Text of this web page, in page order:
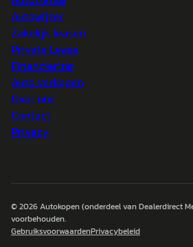
Autowijzer
Zakelijk leasen
Private Lease
Financiering
Auto verkopen
Over ons
Contact
Privacy
© 2026Autokopen(onderdeel van Dealerdirect
voorbehouden.
GebruiksvoorwaardenPrivacybeleid